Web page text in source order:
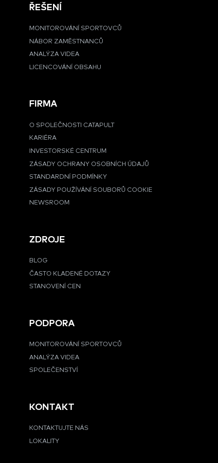
ŘEŠENÍ
MONITOROVÁNÍ SPORTOVCŮ
NÁBOR ZAMĚSTNANCŮ
ANALÝZA VIDEA
LICENCOVÁNÍ OBSAHU
FIRMA
O SPOLEČNOSTI CATAPULT
KARIÉRA
INVESTORSKÉ CENTRUM
ZÁSADY OCHRANY OSOBNÍCH ÚDAJŮ
STANDARDNÍ PODMÍNKY
ZÁSADY POUŽÍVÁNÍ SOUBORŮ COOKIE
NEWSROOM
ZDROJE
BLOG
ČASTO KLADENÉ DOTAZY
STANOVENÍ CEN
PODPORA
MONITOROVÁNÍ SPORTOVCŮ
ANALÝZA VIDEA
SPOLEČENSTVÍ
KONTAKT
KONTAKTUJTE NÁS
LOKALITY